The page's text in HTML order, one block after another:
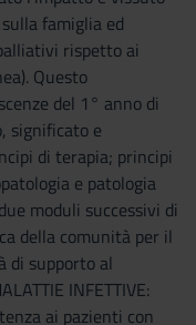
famiglia ed
rispetto ai
Questo
del 1° anno di
significato e
di terapia; principi
e patologia
moduli successivi di
della comunità per il
di supporto al
INFETTIVE:
ai pazienti con